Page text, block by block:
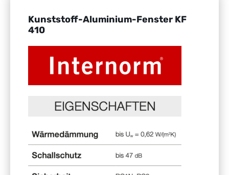
Kunststoff-Aluminium-Fenster KF
410